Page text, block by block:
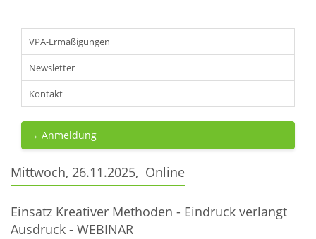
VPA-Ermäßigungen
Newsletter
Kontakt
→ Anmeldung
Mittwoch, 26.11.2025, Online
Einsatz Kreativer Methoden - Eindruck verlangt
Ausdruck - WEBINAR